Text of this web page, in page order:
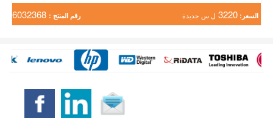
السعر: 3220 ل س جديدة رقم المنتج :